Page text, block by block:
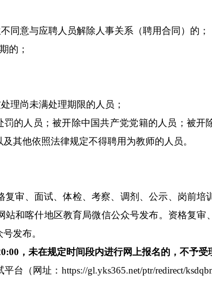
同意与应聘人员解除人事关系（聘用合同）的；
的；
理尚未满处理期限的人员；
的人员；被开除中国共产党党籍的人员；被开
其他依照法律规定不得聘用为教师的人员。
审、面试、体检、考察、 调剂 、公示、岗前培
和喀什地区教育局微信公众号发布。资格复审
发布。
:00 ，未在规定时间段内进行网上报名的，不予受
平台（ 网址：https://gl.yks365.net/ptr/redirect/